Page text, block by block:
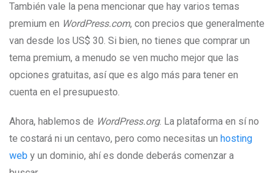
También vale la pena mencionar que hay varios temas
premium en WordPress.com, con precios que generalmente
van desde los US$ 30. Si bien, no tienes que comprar un
tema premium, a menudo se ven mucho mejor que las
opciones gratuitas, así que es algo más para tener en
cuenta en el presupuesto.
Ahora, hablemos de WordPress.org. La plataforma en sí no
te costará ni un centavo, pero como necesitas un hosting
web y un dominio, ahí es donde deberás comenzar a